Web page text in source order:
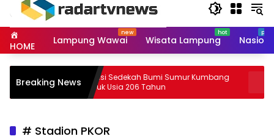
HOME Lampung Wawai Wisata Lampung
Breaking News
Tradisi Sedekah Bumi Sumur Kumbang
Masuk Usia 206 Tahun
# Stadion PKOR